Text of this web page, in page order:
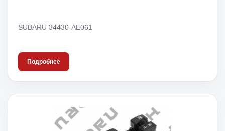
SUBARU 34430-AE061
Подробнее